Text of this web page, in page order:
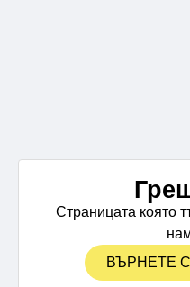
Страницата която
ВЪРНЕТЕ